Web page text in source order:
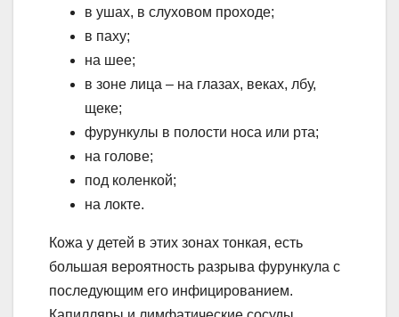
в ушах, в слуховом проходе;
в паху;
на шее;
в зоне лица – на глазах, веках, лбу,
щеке;
фурункулы в полости носа или рта;
на голове;
под коленкой;
на локте.
Кожа у детей в этих зонах тонкая, есть
большая вероятность разрыва фурункула с
последующим его инфицированием.